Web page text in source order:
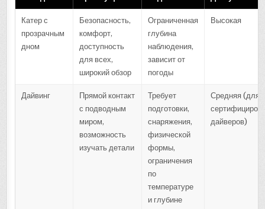
Катер с
прозрачным
дном
Безопасность,
комфорт,
доступность
для всех,
широкий обзор
Ограниченная
глубина
наблюдения,
зависит от
погоды
Высокая
Дайвинг
Прямой контакт
с подводным
миром,
возможность
изучать детали
Требует
подготовки,
снаряжения,
физической
формы,
ограничения
по
температуре
и глубине
Средняя (для
дайверов)